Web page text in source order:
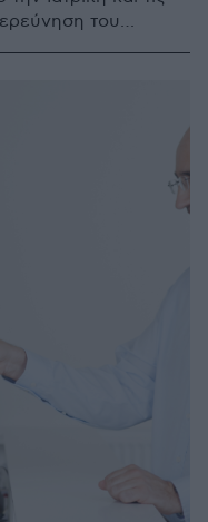
του